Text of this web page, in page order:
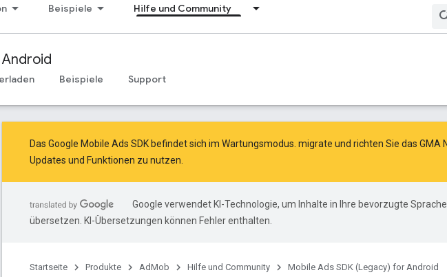
Beispiele Hilfe und Community
Beispiele Support
Das Google Mobile Ads SDK befindet sich im Wartungsmodus. migrate und richten Sie das GMA
Updates und Funktionen zu nutzen.
Google verwendet KI-Technologie, um Inhalte in Ihre bevorzugte
übersetzen. KI-Übersetzungen können Fehler enthalten.
Startseite Produkte AdMob Hilfe und Community
Mobile Ads SDK (Legacy) for Android